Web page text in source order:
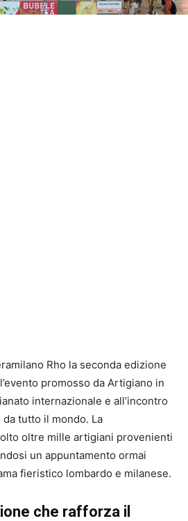
Rho la seconda edizione
promosso da Artigiano in
internazionale e all’incontro
tutto il mondo. La
oltre mille artigiani provenienti
un appuntamento ormai
fieristico lombardo e milanese.
che rafforza il